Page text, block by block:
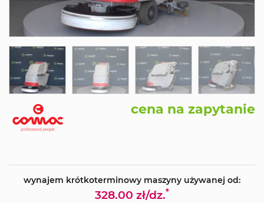
cena na zapytanie
wynajem krótkoterminowy maszyny używanej od:
328.00 zł/dz.*